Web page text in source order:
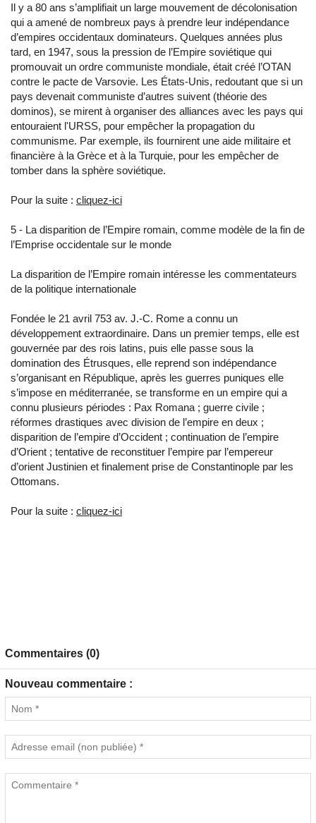
Il y a 80 ans s’amplifiait un large mouvement de décolonisation
qui a amené de nombreux pays à prendre leur indépendance
d’empires occidentaux dominateurs. Quelques années plus
tard, en 1947, sous la pression de l’Empire soviétique qui
promouvait un ordre communiste mondiale, était créé l’OTAN
contre le pacte de Varsovie. Les États-Unis, redoutant que si un
pays devenait communiste d’autres suivent (théorie des
dominos), se mirent à organiser des alliances avec les pays qui
entouraient l'URSS, pour empêcher la propagation du
communisme. Par exemple, ils fournirent une aide militaire et
financière à la Grèce et à la Turquie, pour les empêcher de
tomber dans la sphère soviétique.
Pour la suite : cliquez-ici
5 - La disparition de l’Empire romain, comme modèle de la fin de
l’Emprise occidentale sur le monde
La disparition de l’Empire romain intéresse les commentateurs
de la politique internationale
Fondée le 21 avril 753 av. J.-C. Rome a connu un
développement extraordinaire. Dans un premier temps, elle est
gouvernée par des rois latins, puis elle passe sous la
domination des Étrusques, elle reprend son indépendance
s’organisant en République, après les guerres puniques elle
s’impose en méditerranée, se transforme en un empire qui a
connu plusieurs périodes : Pax Romana ; guerre civile ;
réformes drastiques avec division de l’empire en deux ;
disparition de l’empire d’Occident ; continuation de l’empire
d’Orient ; tentative de reconstituer l’empire par l’empereur
d’orient Justinien et finalement prise de Constantinople par les
Ottomans.
Pour la suite : cliquez-ici
Commentaires (0)
Nouveau commentaire :